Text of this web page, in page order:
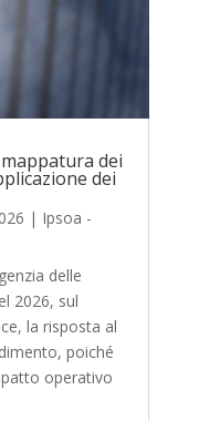
dei
dei
| Ipsoa -
delle
2026, sul
la risposta al
poiché
operativo